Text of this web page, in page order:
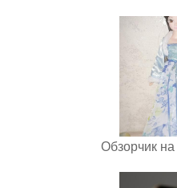
Обзорчик